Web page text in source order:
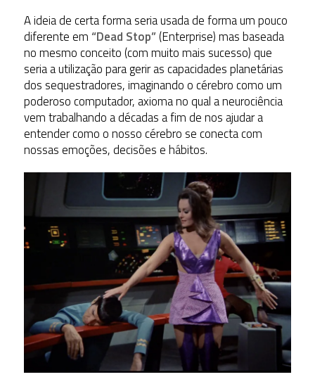
A ideia de certa forma seria usada de forma um pouco
diferente em “Dead Stop”(Enterprise) mas baseada
no mesmo conceito (com muito mais sucesso) que
seria a utilização para gerir as capacidades planetárias
dos sequestradores, imaginando o cérebro como um
poderoso computador, axioma no qual a neurociência
vem trabalhando a décadas a fim de nos ajudar a
entender como o nosso cérebro se conecta com
nossas emoções, decisões e hábitos.